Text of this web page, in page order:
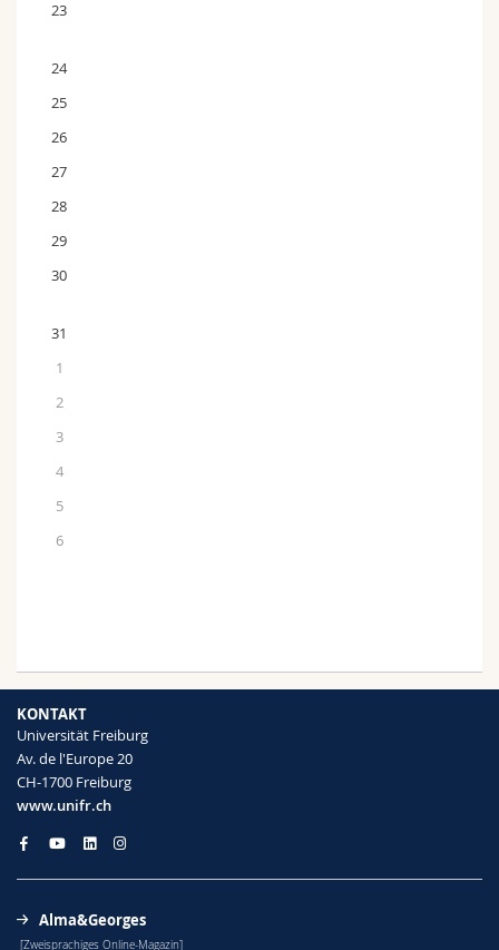
23
24
25
26
27
28
29
30
31
1
2
3
4
5
6
KONTAKT
Universität Freiburg
Av. de l'Europe 20
CH-1700 Freiburg
www.unifr.ch
Alma&Georges
[Zweisprachiges Online-Magazin]